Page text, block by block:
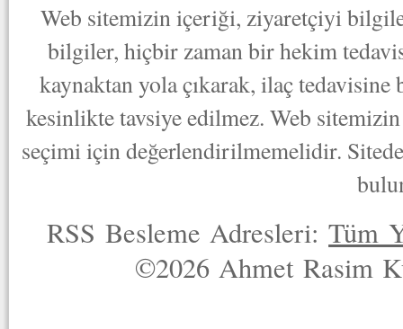
Web sitemizin içeriği, ziyaretçiyi
bilgiler, hiçbir zaman bir hekim
kaynaktan yola çıkarak, ilaç
kesinlikte tavsiye edilmez. Web
seçimi için değerlendirilmemelidir.
RSS Besleme Adresleri:Tüm
©2026 Ahmet Rasim